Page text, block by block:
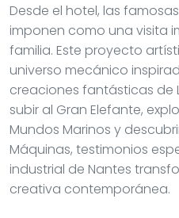
Desde el hotel, las
imponen como una visita
familia. Este proyecto
universo mecánico
creaciones fantásticas de
subir al Gran Elefante,
Mundos Marinos y
Máquinas, testimonios
industrial de Nantes
creativa contemporánea.